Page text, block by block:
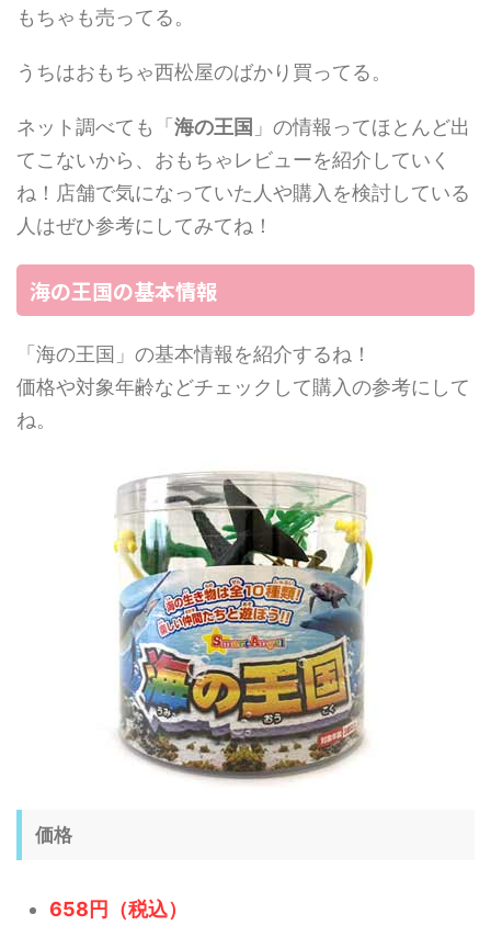
もちゃも売ってる。
うちはおもちゃ西松屋のばかり買ってる。
ネット調べても「海の王国 」の情報ってほとんど出
てこないから、おもちゃレビューを紹介していく
ね！店舗で気になっていた人や購入を検討している
人はぜひ参考にしてみてね！
海の王国の基本情報
「海の王国」の基本情報を紹介するね！
価格や対象年齢などチェックして購入の参考にして
ね。
価格
658円（税込）